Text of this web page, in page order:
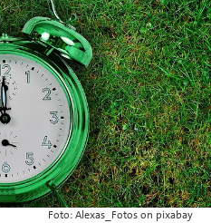
Foto: Alexas_Fotos on pixabay